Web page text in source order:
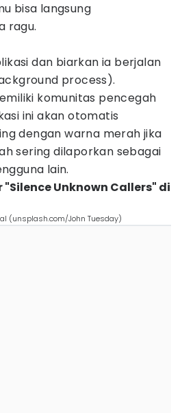
bisa langsung
ragu.
dan biarkan ia berjalan
process).
komunitas pencegah
ini akan otomatis
dengan warna merah jika
sering dilaporkan sebagai
lain.
Unknown Callers" di
(unsplash.com/John Tuesday)